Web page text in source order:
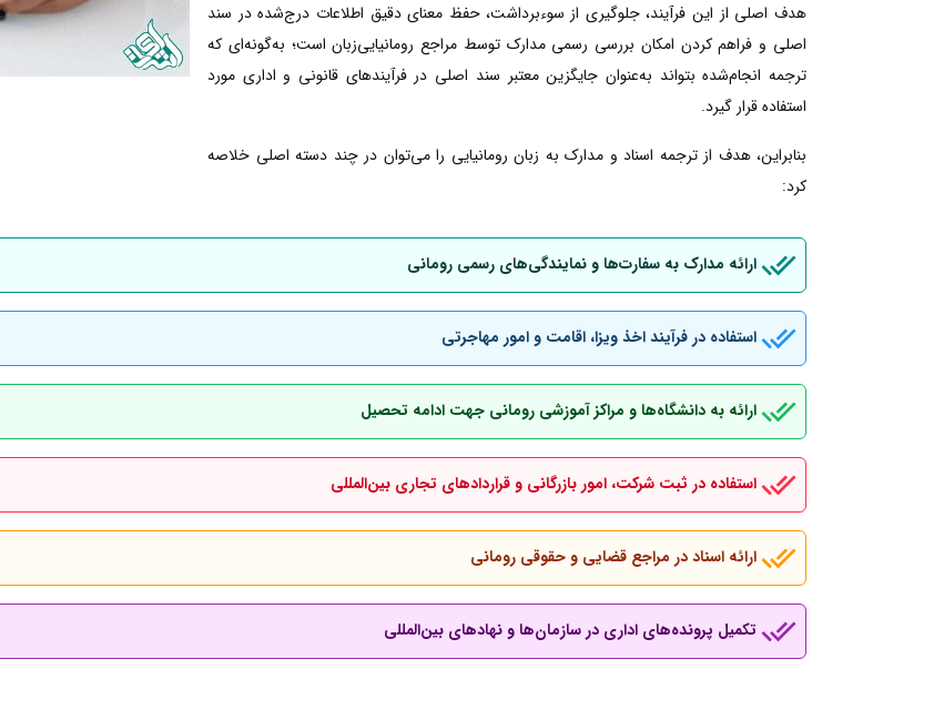
هدف اصلی از این فرآیند، جلوگیری از سوءبرداشت، حفظ معنای دقیق اطلاعات درج‌شده در سند
اصلی و فراهم کردن امکان بررسی رسمی مدارک توسط مراجع رومانیایی‌زبان است؛ به‌گونه‌ای که
ترجمه انجام‌شده بتواند به‌عنوان جایگزین معتبر سند اصلی در فرآیندهای قانونی و اداری مورد
استفاده قرار گیرد.
بنابراین، هدف از ترجمه اسناد و مدارک به زبان رومانیایی را می‌توان در چند دسته اصلی خلاصه
کرد:
ارائه مدارک به سفارت‌ها و نمایندگی‌های رسمی رومانی
استفاده در فرآیند اخذ ویزا، اقامت و امور مهاجرتی
ارائه به دانشگاه‌ها و مراکز آموزشی رومانی جهت ادامه تحصیل
استفاده در ثبت شرکت، امور بازرگانی و قراردادهای تجاری بین‌المللی
ارائه اسناد در مراجع قضایی و حقوقی رومانی
تکمیل پرونده‌های اداری در سازمان‌ها و نهادهای بین‌المللی